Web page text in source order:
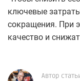
ключевые
сокращения. При
качество и
Автор